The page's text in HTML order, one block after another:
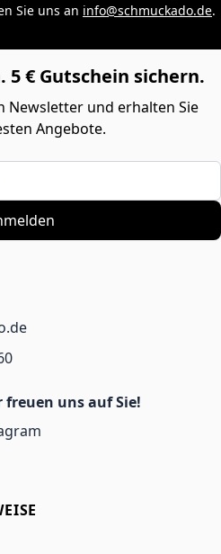
Sie uns an info@schmuckado.de.
5 € Gutschein sichern.
Newsletter und erhalten Sie
Angebote.
freuen uns auf Sie!